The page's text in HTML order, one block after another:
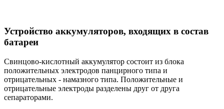
Устройство аккумуляторов, входящих в состав
батареи
Свинцово-кислотный аккумулятор состоит из блока
положительных электродов панцирного типа и
отрицательных - намазного типа. Положительные и
отрицательные электроды разделены друг от друга
сепараторами.